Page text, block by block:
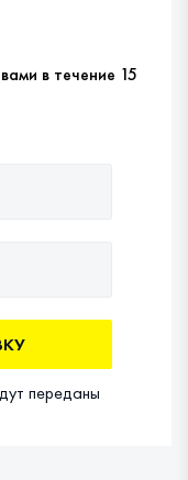
в течение 15
переданы